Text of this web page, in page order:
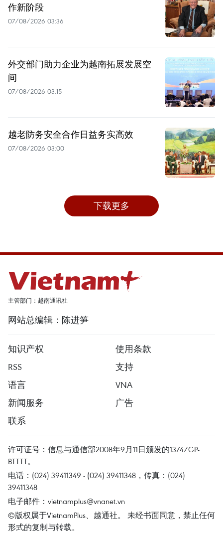
作新阶段
07/08/2026 03:36
外交部门助力企业为越南拓展发展空
间
07/08/2026 03:15
越老防务安全合作日益务实高效
07/08/2026 03:00
下载更多
主管部门：越南通讯社
网站总编辑：陈进笋
知识产权
使用条款
RSS
支持
语言
VNA
新闻服务
广告
联系
许可证号：信息与通信部2008年9月11日颁发的1374/GP-
BTTTT。
电话：(024) 39411349 - (024) 39411348，传真：(024)
39411348
电子邮件： vietnamplus@vnanet.vn
©版权属于VietnamPlus、越通社。 未经书面同意，禁止任何
形式的复制与转载。